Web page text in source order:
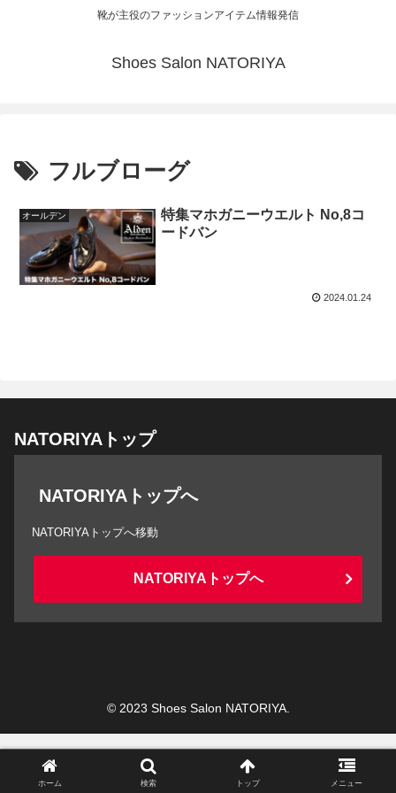
靴が主役のファッションアイテム情報発信
Shoes Salon NATORIYA
フルブローグ
オールデン
特集マホガニーウエルト No,8コ
ードバン
2024.01.24
NATORIYAトップ
NATORIYAトップへ
NATORIYAトップへ移動
NATORIYAトップへ
© 2023 Shoes Salon NATORIYA.
ホーム 検索 トップ メニュー